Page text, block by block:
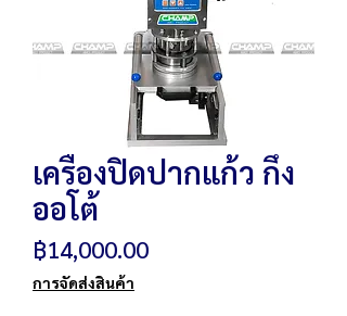
เครื่องปิดปากแก้ว กึ่ง
ออโต้
฿14,000.00ราคา
การจัดส่งสินค้า